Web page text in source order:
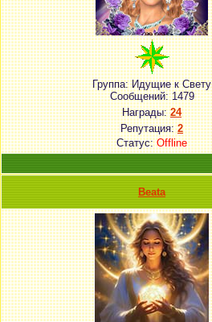
Группа: Идущие к Свету
Сообщений:1479
Награды:24
Репутация:2
Статус:Offline
Beata